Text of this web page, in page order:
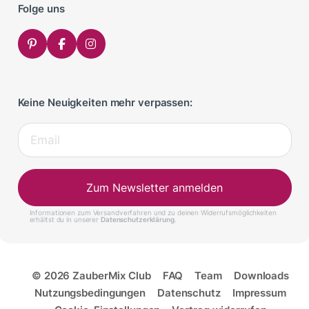
Folge uns
Keine Neuigkeiten mehr verpassen:
Zum Newsletter anmelden
Informationen zum Versandverfahren und zu deinen Widerrufsmöglichkeiten
erhältst du in unserer Datenschutzerklärung.
© 2026 ZauberMix Club FAQ Team
Downloads
Nutzungsbedingungen
Datenschutz
Impressum